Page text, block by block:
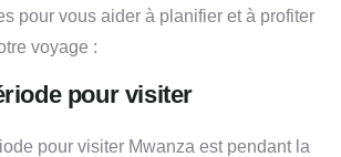
pour vous aider à planifier et à profiter
voyage :
pour visiter
pour visiter Mwanza est pendant la